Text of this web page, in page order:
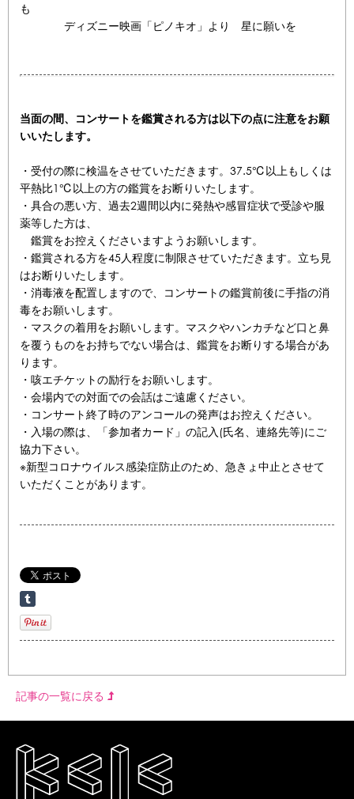
も
ディズニー映画「ピノキオ」より 星に願いを
当面の間、コンサートを鑑賞される方は以下の点に注意をお願
いいたします。
・受付の際に検温をさせていただきます。37.5℃以上もしくは
平熱比1℃以上の方の鑑賞をお断りいたします。
・具合の悪い方、過去2週間以内に発熱や感冒症状で受診や服
薬等した方は、
鑑賞をお控えくださいますようお願いします。
・鑑賞される方を45人程度に制限させていただきます。立ち見
はお断りいたします。
・消毒液を配置しますので、コンサートの鑑賞前後に手指の消
毒をお願いします。
・マスクの着用をお願いします。マスクやハンカチなど口と鼻
を覆うものをお持ちでない場合は、鑑賞をお断りする場合があ
ります。
・咳エチケットの励行をお願いします。
・会場内での対面での会話はご遠慮ください。
・コンサート終了時のアンコールの発声はお控えください。
・入場の際は、「参加者カード」の記入(氏名、連絡先等)にご
協力下さい。
※新型コロナウイルス感染症防止のため、急きょ中止とさせて
いただくことがあります。
記事の一覧に戻る